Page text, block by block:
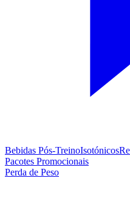
Bebidas Pós-TreinoIsotónicos
Pacotes Promocionais
Perda de Peso